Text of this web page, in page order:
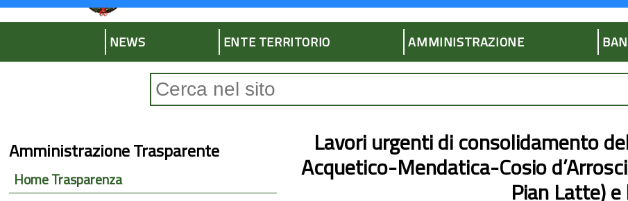
NEWS ENTE TERRITORIO AMMINISTRAZIONE
Lavori urgenti di consolidamento
Acquetico-Mendatica-Cosio
Pian Latte)
Amministrazione Trasparente
Home Trasparenza